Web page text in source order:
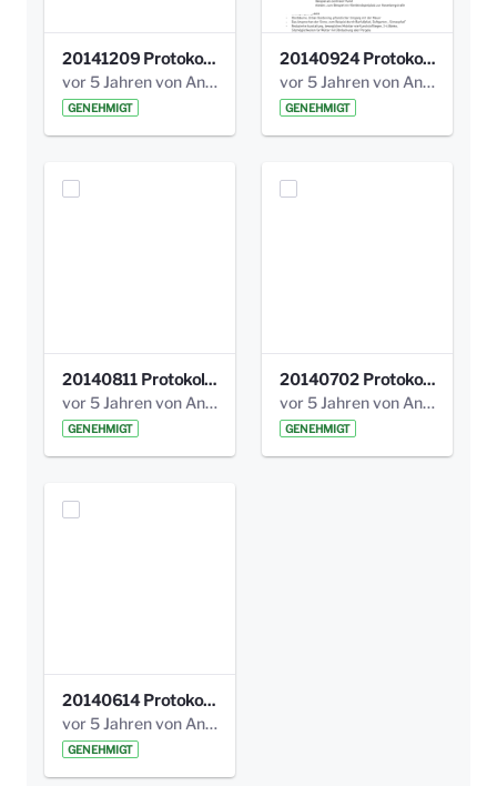
20141209 Protokoll Park am Gesundheitsamt 04.pdf
vor 5 Jahren von Anni Schlumberger
GENEHMIGT
20140924 Protokoll Park am Gesundheitsamt 03.pdf
vor 5 Jahren von Anni Schlumberger
GENEHMIGT
20140811 Protokoll Park am Gesundheitsamt 02.pdf
vor 5 Jahren von Anni Schlumberger
GENEHMIGT
20140702 Protokoll Park am Gesundheitsam 01.pdf
vor 5 Jahren von Anni Schlumberger
GENEHMIGT
20140614 Protokoll Park Am Gesundheitsamt 00.pdf
vor 5 Jahren von Anni Schlumberger
GENEHMIGT